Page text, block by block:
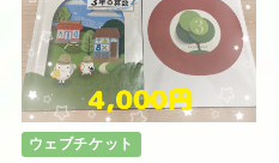
ウェブチケット